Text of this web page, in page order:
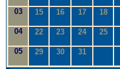
03 15 16 17 18
04 22 23 24 25
05 29 30 31